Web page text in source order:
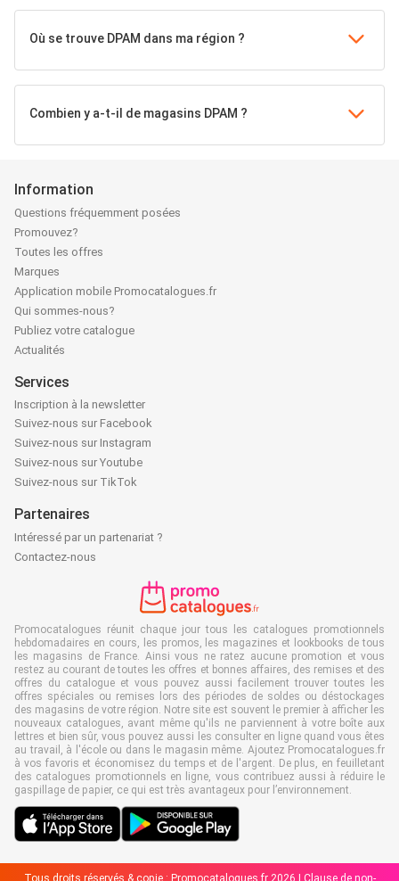
Où se trouve DPAM dans ma région ?
Combien y a-t-il de magasins DPAM ?
Information
Questions fréquemment posées
Promouvez?
Toutes les offres
Marques
Application mobile Promocatalogues.fr
Qui sommes-nous?
Publiez votre catalogue
Actualités
Services
Inscription à la newsletter
Suivez-nous sur Facebook
Suivez-nous sur Instagram
Suivez-nous sur Youtube
Suivez-nous sur TikTok
Partenaires
Intéressé par un partenariat ?
Contactez-nous
Promocatalogues réunit chaque jour tous les catalogues promotionnels
hebdomadaires en cours, les promos, les magazines et lookbooks de tous
les magasins de France. Ainsi vous ne ratez aucune promotion et vous
restez au courant de toutes les offres et bonnes affaires, des remises et des
offres du catalogue et vous pouvez aussi facilement trouver toutes les
offres spéciales ou remises lors des périodes de soldes ou déstockages
des magasins de votre région. Notre site est souvent le premier à afficher les
nouveaux catalogues, avant même qu'ils ne parviennent à votre boîte aux
lettres et bien sûr, vous pouvez aussi les consulter en ligne quand vous êtes
au travail, à l'école ou dans le magasin même. Ajoutez Promocatalogues.fr
à vos favoris et économisez du temps et de l'argent. De plus, en feuilletant
des catalogues promotionnels en ligne, vous contribuez aussi à réduire le
gaspillage de papier, ce qui est très avantageux pour l’environnement.
Tous droits réservés & copie : Promocatalogues.fr 2026 | Clause de non-